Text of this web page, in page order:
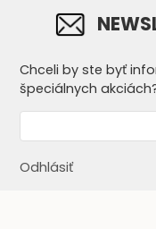
Chceli by ste byť
špeciálnych
Odhlásiť